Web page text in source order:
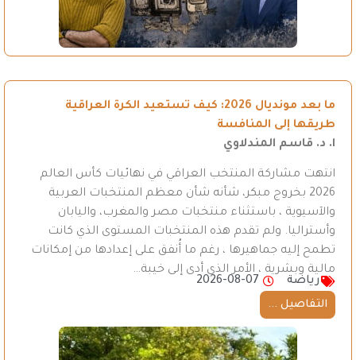
ما بعد مونديال 2026: كيف تستعيد الكرة العراقية
طريقها إلى المنافسة
ا. د. قاسم المندلاوي
انتهت مشاركة المنتخب العراقي في نهائيات كأس العالم
2026 بخروج مبكر، شأنه شأن معظم المنتخبات العربية
والآسيوية ، باستثناء منتخبات مصر والمغرب، واليابان
وأستراليا. ولم تقدم هذه المنتخبات المستوى الذي كانت
تطمح إليه جماهيرها ، رغم ما أُنفق على إعدادها من إمكانات
مالية وبشرية ، الأمر الذي أدى إلى خيبة…
رياضة
2026-08-07
التفاصيل ...